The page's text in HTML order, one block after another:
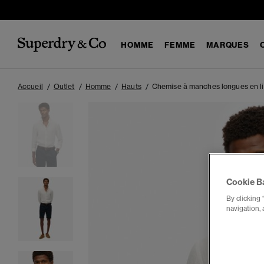
HOMME FEMME MARQUES
Accueil Outlet Homme Hauts Chemise à manches longues en
Cookie
By clicking
navigation,